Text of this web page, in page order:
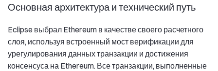
Основная архитектура и технический путь
Eclipse выбрал Ethereum в качестве своего расчетного
слоя, используя встроенный мост верификации для
урегулирования данных транзакции и достижения
консенсуса на Ethereum. Все транзакции, выполненные